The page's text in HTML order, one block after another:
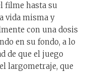
filme hasta su
vida misma y
con una dosis
en su fondo, a lo
de que el juego
largometraje, que